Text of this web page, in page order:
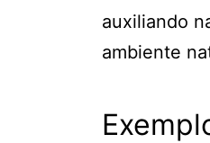
auxiliando
ambiente